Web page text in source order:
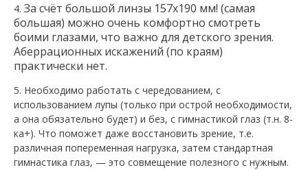
4. За счёт большой линзы 157х190 мм! (самая
большая) можно очень комфортно смотреть
боими глазами, что важно для детского зрения.
Аберрационных искажений (по краям)
практически нет.
5. Необходимо работать с чередованием, с
использованием лупы (только при острой необходимости,
а она обязательно будет) и без, с гимнастикой глаз (т.н. 8-
ка+). Что поможет даже восстановить зрение, т.е.
различная попеременная нагрузка, затем стандартная
гимнастика глаз, — это совмещение полезного с нужным.